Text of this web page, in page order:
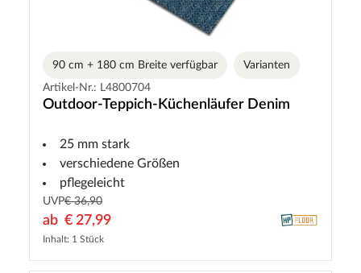
90 cm + 180 cm Breite verfügbar
Varianten
Artikel-Nr.: L4800704
Outdoor-Teppich-Küchenläufer Denim
25 mm stark
verschiedene Größen
pflegeleicht
UVP€ 36,90
ab € 27,99
Inhalt: 1 Stück